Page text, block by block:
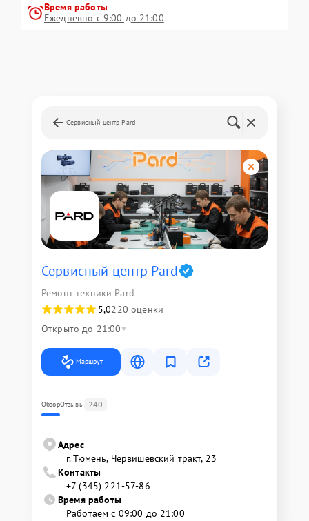
Время работы
Ежедневно с 9:00 до 21:00
Сервисный центр Pard
Сервисный центр Pard
Ремонт техники Pard
5,0220 оценки
Открыто до 21:00
Маршрут
ОбзорОтзывы 240
Адрес
г. Тюмень, ​Червишевский тракт, 23
Контакты
+7 (345) 221-57-86
Время работы
Работаем с 09:00 до 21:00